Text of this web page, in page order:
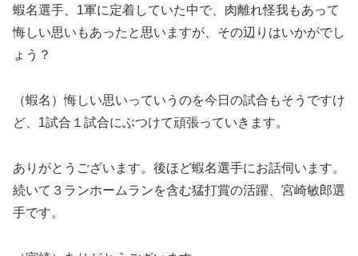
蝦名選手、1軍に定着していた中で、肉離れ怪我もあって
悔しい思いもあったと思いますが、その辺りはいかがでし
ょう？
（蝦名）悔しい思いっていうのを今日の試合もそうですけ
ど、1試合１試合にぶつけて頑張っていきます。
ありがとうございます。後ほど蝦名選手にお話伺います。
続いて３ランホームランを含む猛打賞の活躍、宮崎敏郎選
手です。